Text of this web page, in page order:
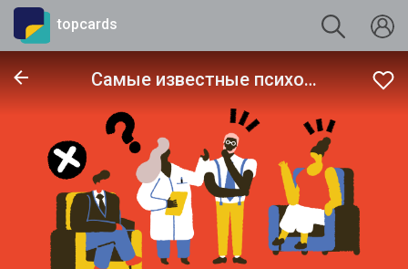
topcards
Самые известные психологи